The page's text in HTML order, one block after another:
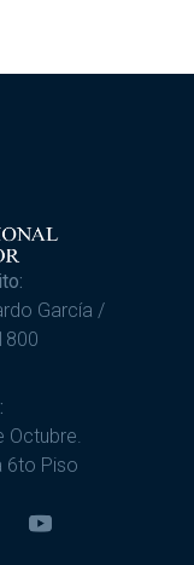
García /
Octubre.
6to Piso